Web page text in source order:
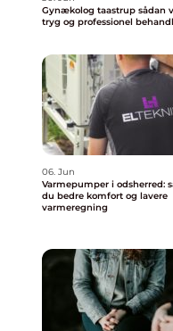
Gynækolog taastrup sådan vælger du
tryg og professionel
06. Jun
Varmepumper i odsherred:
du bedre komfort og lavere
varmeregning